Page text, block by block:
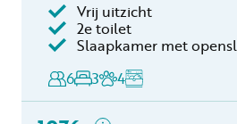
Vrij uitzicht
2e toilet
Slaapkamer met
6
3 4